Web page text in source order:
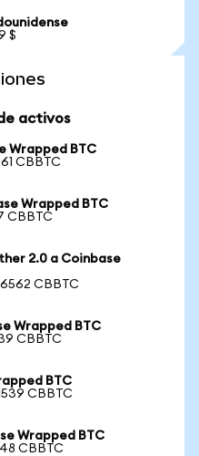
$
activos
Wrapped BTC
CBBTC
Wrapped BTC
CBBTC
2.0 a Coinbase
CBBTC
Wrapped BTC
CBBTC
BTC
CBBTC
Wrapped BTC
CBBTC